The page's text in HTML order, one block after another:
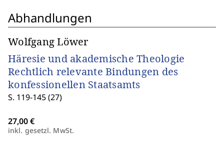
Abhandlungen
Wolfgang Löwer
Häresie und akademische Theologie
Rechtlich relevante Bindungen des
konfessionellen Staatsamts
S. 119-145 (27)
inkl. gesetzl. MwSt.